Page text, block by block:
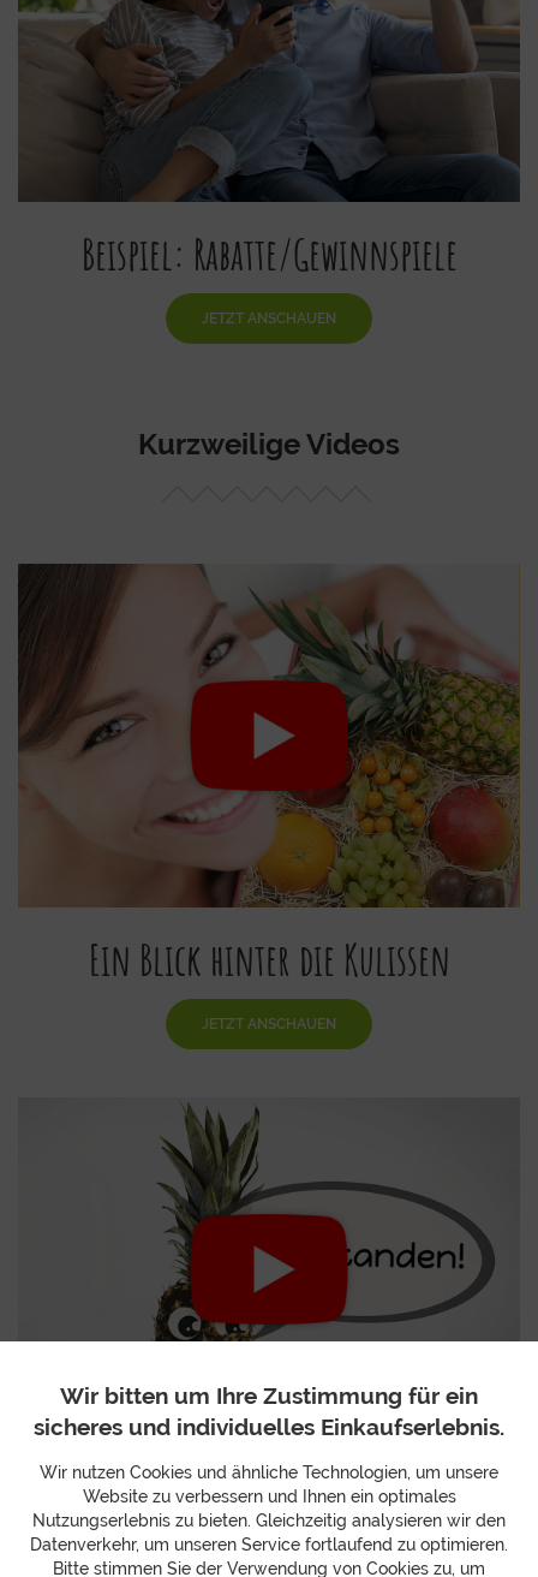
Beispiel: Rabatte/Gewinnspiele
JETZT ANSCHAUEN
Kurzweilige Videos
Ein Blick hinter die Kulissen
JETZT ANSCHAUEN
Freudige Früchte
JETZT ANSCHAUEN
Wir bitten um Ihre Zustimmung für ein
sicheres und individuelles Einkaufserlebnis.
Wir nutzen Cookies und ähnliche Technologien, um unsere
Website zu verbessern und Ihnen ein optimales
Nutzungserlebnis zu bieten. Gleichzeitig analysieren wir den
Datenverkehr, um unseren Service fortlaufend zu optimieren.
Bitte stimmen Sie der Verwendung von Cookies zu, um